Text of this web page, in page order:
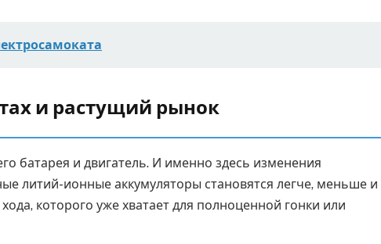
и растущий рынок
батарея и двигатель. И именно здесь изменения
литий-ионные аккумуляторы становятся легче, меньше и
которого уже хватает для полноценной гонки или